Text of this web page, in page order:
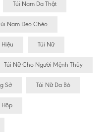
Túi Nam Da Thật
Nam Đeo Chéo
Túi Nữ
Túi Nữ Cho Người Mệnh Thủy
Sở Túi Nữ Da Bò
Hộp